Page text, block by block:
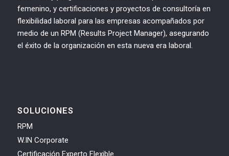
femenino, y certificaciones y proyectos de consultoría en
flexibilidad laboral para las empresas acompañados por
medio de un RPM (Results Project Manager), asegurando
el éxito de la organización en esta nueva era laboral.
SOLUCIONES
RPM
W.IN Corporate
Certificación Experto Flexible